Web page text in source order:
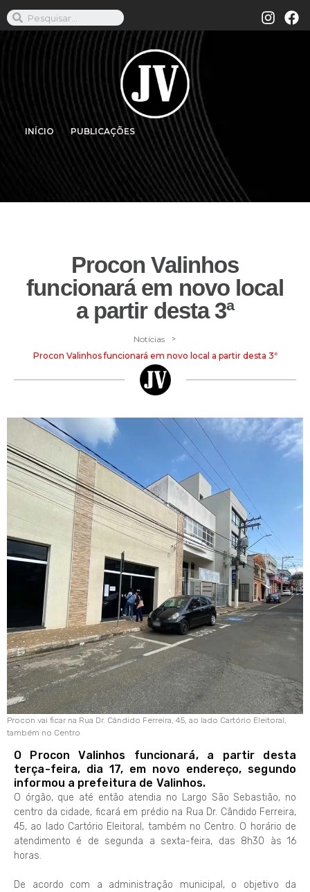
INÍCIO PUBLICAÇÕES
Procon Valinhos
funcionará em novo local
a partir desta 3ª
Notícias >
Procon Valinhos funcionará em novo local a partir desta 3ª
Procon vai ficar na Rua Dr. Cândido Ferreira, 45, ao lado Cartório Eleitoral,
também no Centro
O Procon Valinhos funcionará, a partir desta
terça-feira, dia 17, em novo endereço, segundo
informou a prefeitura de Valinhos.
O órgão, que até então atendia no Largo São Sebastião, no
centro da cidade, ficará em prédio na Rua Dr. Cândido Ferreira,
45, ao lado Cartório Eleitoral, também no Centro. O horário de
atendimento é de segunda a sexta-feira, das 8h30 às 16
horas.
De acordo com a administração municipal, o objetivo da